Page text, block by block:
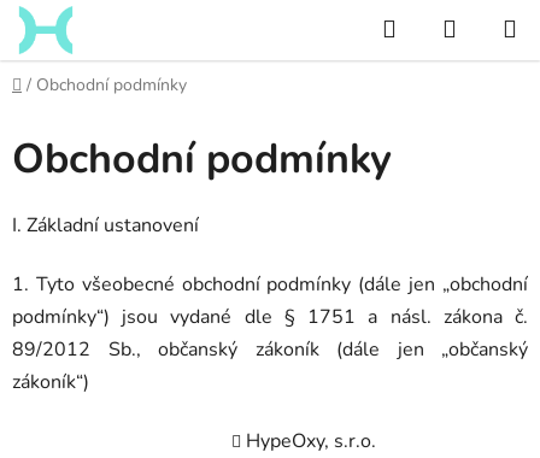
Přejít
obsah
Hledat
KOŠÍK
Domů
/ Obchodní podmínky
Obchodní podmínky
I. Základní ustanovení
1. Tyto všeobecné obchodní podmínky (dále jen „obchodní
podmínky“) jsou vydané dle § 1751 a násl. zákona č.
89/2012 Sb., občanský zákoník (dále jen „občanský
zákoník“)
HypeOxy, s.r.o.